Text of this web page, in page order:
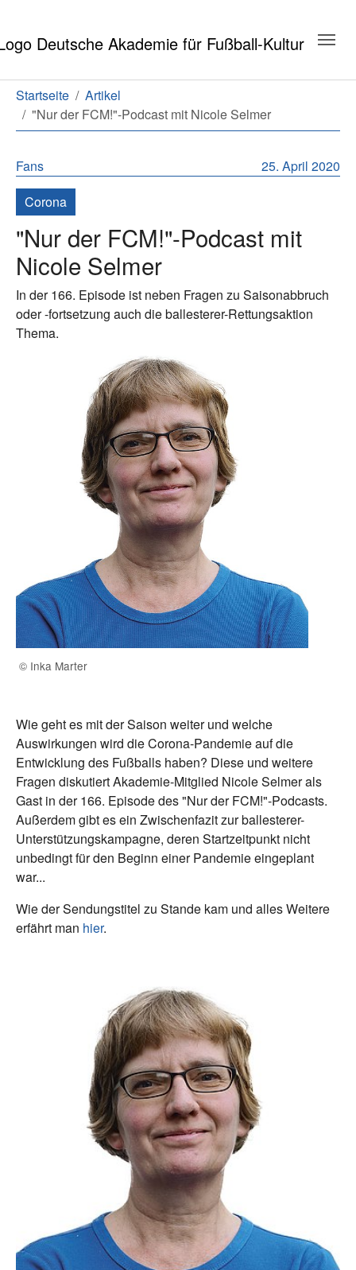
Sie sind hier:
Startseite
Artikel
"Nur der FCM!"-Podcast mit Nicole Selmer
25. April 2020
Fans
Corona
"Nur der FCM!"-Podcast mit
Nicole Selmer
In der 166. Episode ist neben Fragen zu Saisonabbruch
oder -fortsetzung auch die ballesterer-Rettungsaktion
Thema.
© Inka Marter
Wie geht es mit der Saison weiter und welche
Auswirkungen wird die Corona-Pandemie auf die
Entwicklung des Fußballs haben? Diese und weitere
Fragen diskutiert Akademie-Mitglied Nicole Selmer als
Gast in der 166. Episode des "Nur der FCM!"-Podcasts.
Außerdem gibt es ein Zwischenfazit zur ballesterer-
Unterstützungskampagne, deren Startzeitpunkt nicht
unbedingt für den Beginn einer Pandemie eingeplant
war...
Wie der Sendungstitel zu Stande kam und alles Weitere
erfährt man hier.